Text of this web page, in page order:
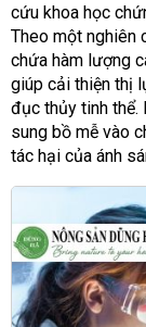
cứu khoa học
Theo một nghiên
chứa hàm lượng
giúp cải thiện thị
đục thủy tinh thể.
sung bồ mễ vào
tác hại của ánh